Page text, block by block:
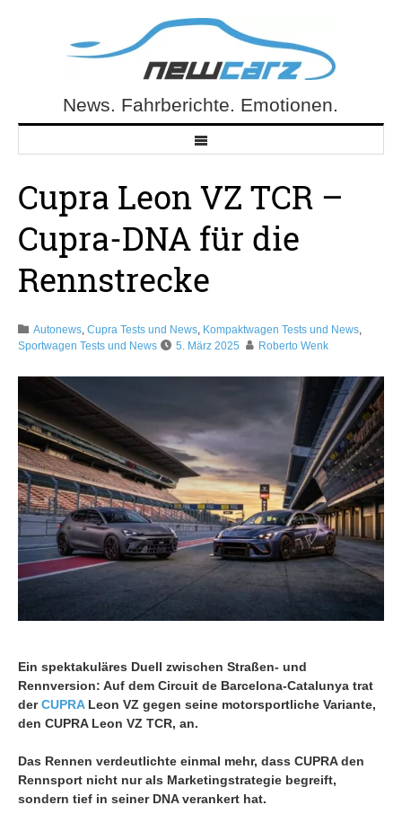
NewCarz.deNews. Fahrberichte. Emotionen.
Cupra Leon VZ TCR –
Cupra-DNA für die
Rennstrecke
Autonews, Cupra Tests und News, Kompaktwagen Tests und News,
Sportwagen Tests und News
5. März 2025 Roberto Wenk
Ein spektakuläres Duell zwischen Straßen- und
Rennversion: Auf dem Circuit de Barcelona-Catalunya trat
derCUPRALeon VZ gegen seine motorsportliche Variante,
den CUPRA Leon VZ TCR, an.
Das Rennen verdeutlichte einmal mehr, dass CUPRA den
Rennsport nicht nur als Marketingstrategie begreift,
sondern tief in seiner DNA verankert hat.